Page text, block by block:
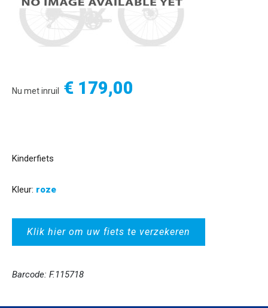
Nu met inruil € 179,00
Kinderfiets
Kleur: roze
Klik hier om uw fiets te verzekeren
Barcode: F.115718